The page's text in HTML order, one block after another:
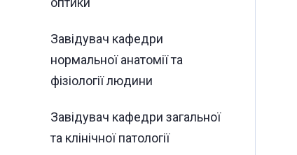
Завідувач кафедри
нормальної анатомії та
фізіології людини
Завідувач кафедри загальної
та клінічної патології